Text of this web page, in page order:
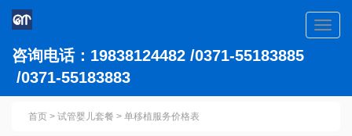
咨询电话：19838124482 /0371-55183885
/0371-55183883
首页 > 试管婴儿套餐 > 单移植服务价格表